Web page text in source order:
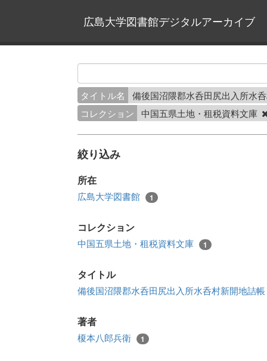
広島大学図書館デジタルアーカイブ
タイトル名
備後国沼隈郡水呑田尻出入所水
コレクション
中国五県土地・租税資料文庫
絞り込み
所在
広島大学図書館 1
コレクション
中国五県土地・租税資料文庫 1
タイトル
備後国沼隈郡水呑田尻出入所水呑村新開地詰帳
著者
榎本八郎兵衛 1